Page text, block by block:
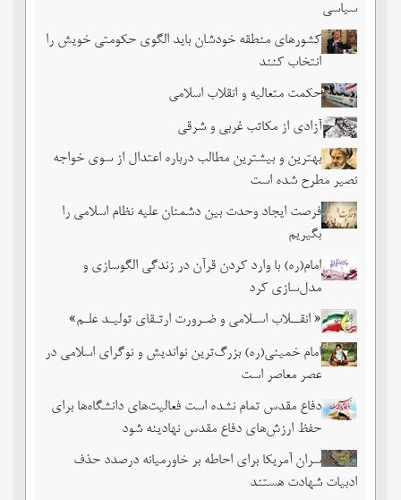
سیاسی
کشورهای منطقه خودشان باید الگوی حکومتی خویش را
انتخاب کنند
حکمت متعالیه و انقلاب اسلامی
آزادی از مکاتب غربی و شرقی
بهترین و بیشترین مطالب درباره اعتدال از سوی خواجه
نصیر مطرح شده است
فرصت ایجاد وحدت بین دشمنان علیه نظام اسلامی را
بگیریم
امام(ره) با وارد کردن قرآن در زندگی الگوسازی و
مدل‌سازی کرد
« انقــلاب اسـلامی و ضـرورت ارتـقای تولیـد علـم»
امام خمینی(ره) بزرگ‌ترین نواندیش و نوگرای اسلامی در
عصر معاصر است
دفاع مقدس تمام نشده است فعالیت‌های دانشگاه‌ها برای
حفظ ارزش‌های دفاع مقدس نهادینه شود
سران آمریکا برای احاطه بر خاورمیانه درصدد حذف
ادبیات شهادت هستند